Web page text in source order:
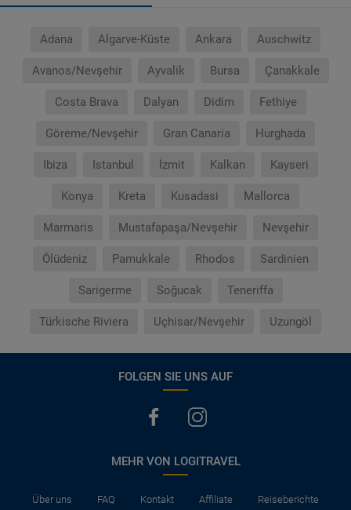
Adana Algarve-Küste Ankara Auschwitz
Avanos/Nevşehir Ayvalik Bursa Çanakkale
Costa Brava Dalyan Didim Fethiye
Göreme/Nevşehir Gran Canaria Hurghada
Ibiza Istanbul İzmit Kalkan Kayseri
Konya Kreta Kusadasi Mallorca
Marmaris Mustafapaşa/Nevşehir Nevşehir
Ölüdeniz Pamukkale Rhodos Sardinien
Sarigerme Soğucak Teneriffa
Türkische Riviera Uçhisar/Nevşehir Uzungöl
FOLGEN SIE UNS AUF
MEHR VON LOGITRAVEL
Über uns FAQ Kontakt Affiliate Reiseberichte